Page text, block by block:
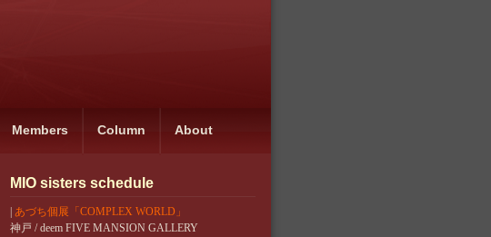
Members Column About
MIO sisters schedule
あづち個展「COMPLEX WORLD」
神戸 / deem FIVE MANSION GALLERY